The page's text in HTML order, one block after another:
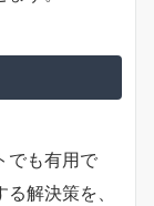
でも有用で
解決策を、